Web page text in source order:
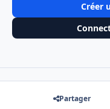
Créer
Partager